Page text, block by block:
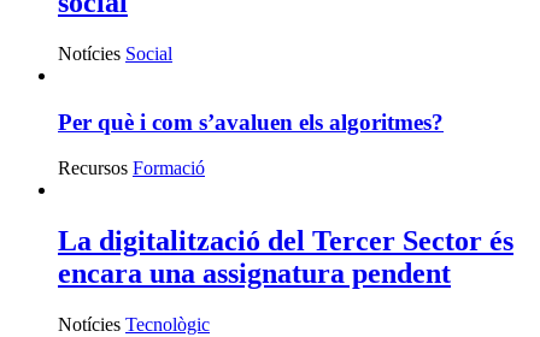
Notícies Social
Per què i com s’avaluen els algoritmes?
Recursos Formació
La digitalització del Tercer Sector és
encara una assignatura pendent
Notícies Tecnològic